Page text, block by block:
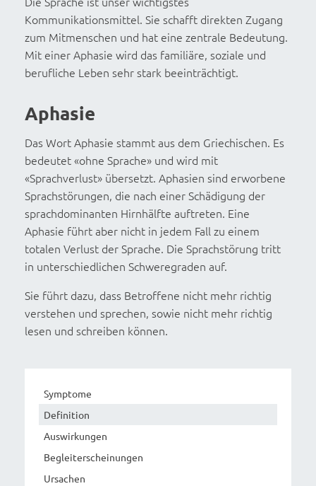
Kommunikationsmittel. Sie schafft direkten Zugang
zum Mitmenschen und hat eine zentrale Bedeutung.
Mit einer Aphasie wird das familiäre, soziale und
berufliche Leben sehr stark beeinträchtigt.
Aphasie
Das Wort Aphasie stammt aus dem Griechischen. Es
bedeutet «ohne Sprache» und wird mit
«Sprachverlust» übersetzt. Aphasien sind erworbene
Sprachstörungen, die nach einer Schädigung der
sprachdominanten Hirnhälfte auftreten. Eine
Aphasie führt aber nicht in jedem Fall zu einem
totalen Verlust der Sprache. Die Sprachstörung tritt
in unterschiedlichen Schweregraden auf.
Sie führt dazu, dass Betroffene nicht mehr richtig
verstehen und sprechen, sowie nicht mehr richtig
lesen und schreiben können.
Symptome
Definition
Auswirkungen
Begleiterscheinungen
Ursachen